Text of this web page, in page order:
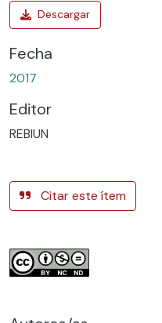
Fecha
2017
Editor
REBIUN
Citar este ítem